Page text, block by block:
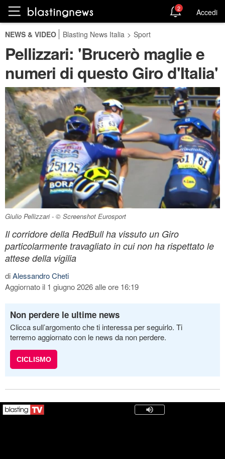
2 Accedi
NEWS & VIDEO Blasting News Italia > Sport
Pellizzari: 'Brucerò maglie e
numeri di questo Giro d'Italia'
Giulio Pellizzari - © Screenshot Eurosport
Il corridore della RedBull ha vissuto un Giro
particolarmente travagliato in cui non ha rispettato le
attese della vigilia
diAlessandro Cheti
Aggiornato il 1 giugno 2026 alle ore 16:19
Non perdere le ultime news
Clicca sull’argomento che ti interessa per seguirlo. Ti
terremo aggiornato con le news da non perdere.
CICLISMO